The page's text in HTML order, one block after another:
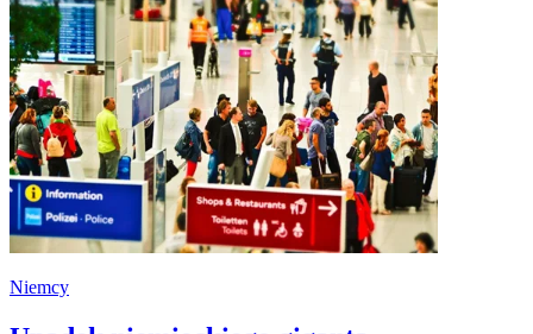
Niemcy